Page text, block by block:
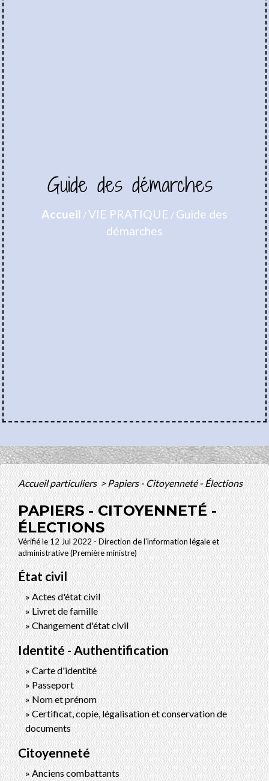
Guide des démarches
Accueil /VIE PRATIQUE / Guide des
démarches
Accueil particuliers>Papiers - Citoyenneté - Élections
PAPIERS - CITOYENNETÉ -
ÉLECTIONS
Vérifié le 12 Jul 2022 - Direction de l'information légale et
administrative (Première ministre)
État civil
Actes d'état civil
Livret de famille
Changement d'état civil
Identité - Authentification
Carte d'identité
Passeport
Nom et prénom
Certificat, copie, légalisation et conservation de
documents
Citoyenneté
Anciens combattants